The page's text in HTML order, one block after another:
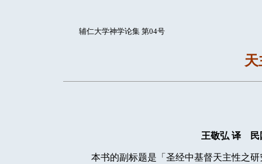
辅仁大学神学论集 第04号
王敬弘 译
本书的副标题是「圣经中基督天主性之